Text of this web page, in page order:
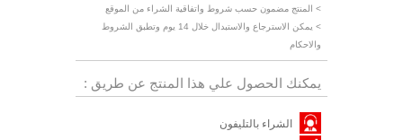
> المنتج مضمون حسب شروط واتفاقية الشراء من الموقع
> يمكن الاسترجاع والاستبدال خلال 14 يوم وتطبق الشروط
والاحكام
يمكنك الحصول علي هذا المنتج عن طريق :
الشراء بالتليفون